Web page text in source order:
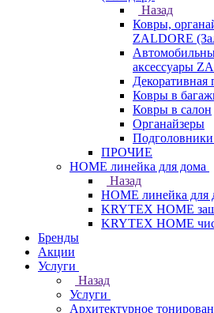
Назад
Ковры,
ZALDORE
аксессуары
Ковры в
Ковры в салон
Органайзеры
ПРОЧИЕ
HOME линейка для дома
Назад
HOME линейка для
KRYTEX HOME
KRYTEX HOME
Бренды
Акции
Услуги
Назад
Услуги
Архитектурное